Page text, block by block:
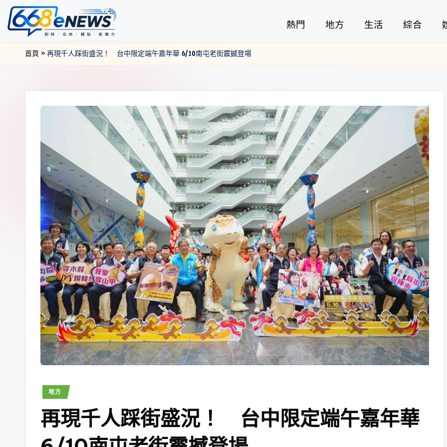
熱門 地方 生活 綜合
首頁 » 再現千人踩街盛況！ 台中限定端午嘉年華 6/10南屯老街震撼登場
地方
再現千人踩街盛況！ 台中限定端午嘉年華